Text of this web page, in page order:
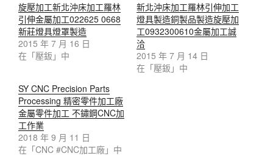
旋壓加工新北沖床加工羅林
引伸金屬加工022625 0668
新莊燈具燈罩製造
2015 年 7 月 16 日
在「壓鈑」中
新北沖床加工羅林引伸加工
燈具製造銅製品製造旋壓加
工0932300610金屬加工誠
洽
2015 年 7 月 14 日
在「壓鈑」中
SY CNC Precision Parts
Processing 精密零件加工廠
金屬零件加工 不鏽鋼CNC加
工作業
2018 年 9 月 11 日
在「CNC #CNC加工廠」中